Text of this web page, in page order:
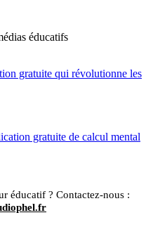
éducatifs
gratuite qui révolutionne les
gratuite de calcul mental
éducatif ? Contactez-nous :